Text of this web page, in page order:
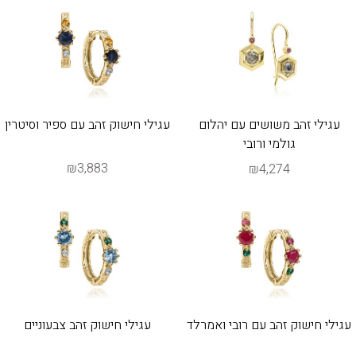
עגילי זהב משושים עם יהלום
גולמי ורובי
₪4,274
עגילי חישוק זהב עם ספיר וסיטרין
₪3,883
עגילי חישוק זהב עם רובי ואמרלד עגילי חישוק זהב צבעוניים